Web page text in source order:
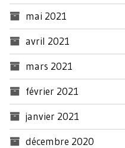
mai 2021
avril 2021
mars 2021
février 2021
janvier 2021
décembre 2020